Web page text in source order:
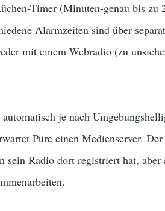
Timer (Minuten-genau bis zu
Alarmzeiten sind über
mit einem Webradio (zu
je nach
Pure einen Medienserver.
sein Radio dort registriert hat,